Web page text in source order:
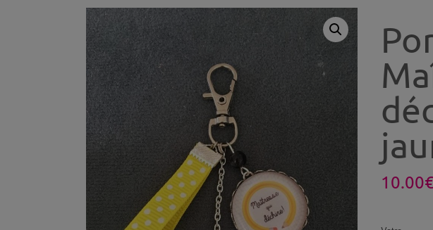
10.00€